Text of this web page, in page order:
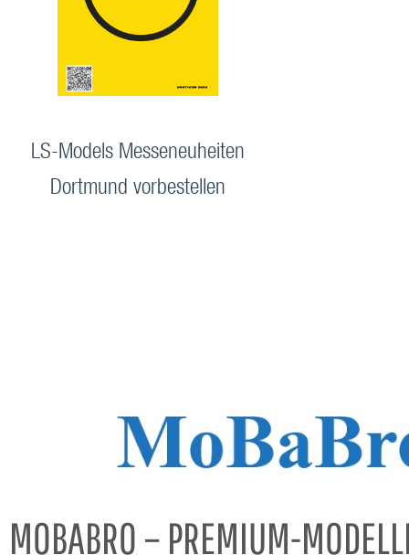
LS-Models Messeneuheiten
Dortmund vorbestellen
MOBABRO – PREMIUM-